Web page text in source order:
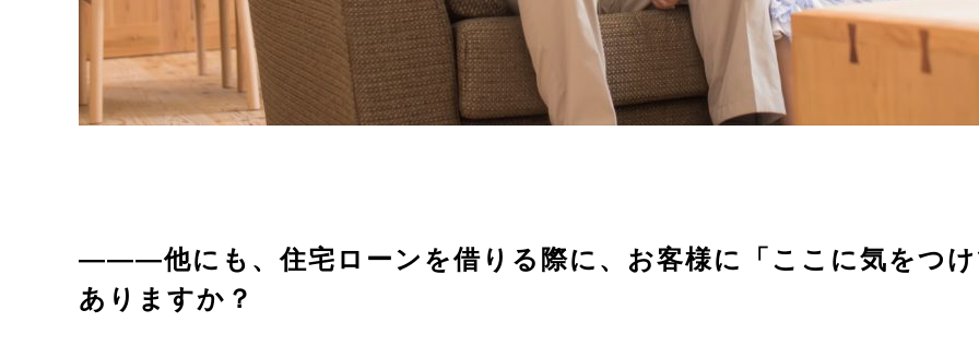
―――他にも、住宅ローンを借りる際に、お客様に「ここに気をつ
ありますか？